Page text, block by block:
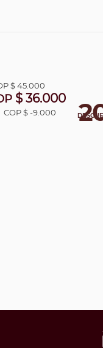
$ 45.000
$ 36.000
COP $ -9.000